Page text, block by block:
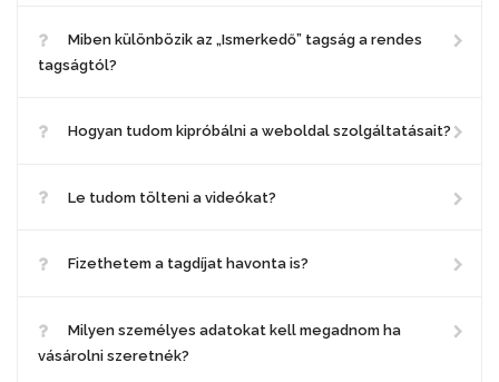
Miben különbözik az „Ismerkedő” tagság a rendes
tagságtól?
Hogyan tudom kipróbálni a weboldal szolgáltatásait?
Le tudom tölteni a videókat?
Fizethetem a tagdíjat havonta is?
Milyen személyes adatokat kell megadnom ha
vásárolni szeretnék?